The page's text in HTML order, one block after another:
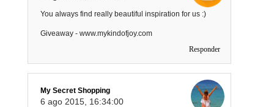
You always find really beautiful inspiration for us :)
Giveaway - www.mykindofjoy.com
Responder
My Secret Shopping
6 ago 2015, 16:34:00